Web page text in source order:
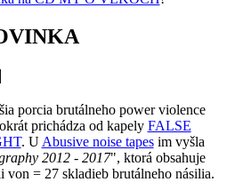
porcia brutálneho power violence
prichádza od kapely FALSE
. U Abusive noise tapesim vyšla
2012 - 2017", ktorá obsahuje
von = 27 skladieb brutálneho násilia.